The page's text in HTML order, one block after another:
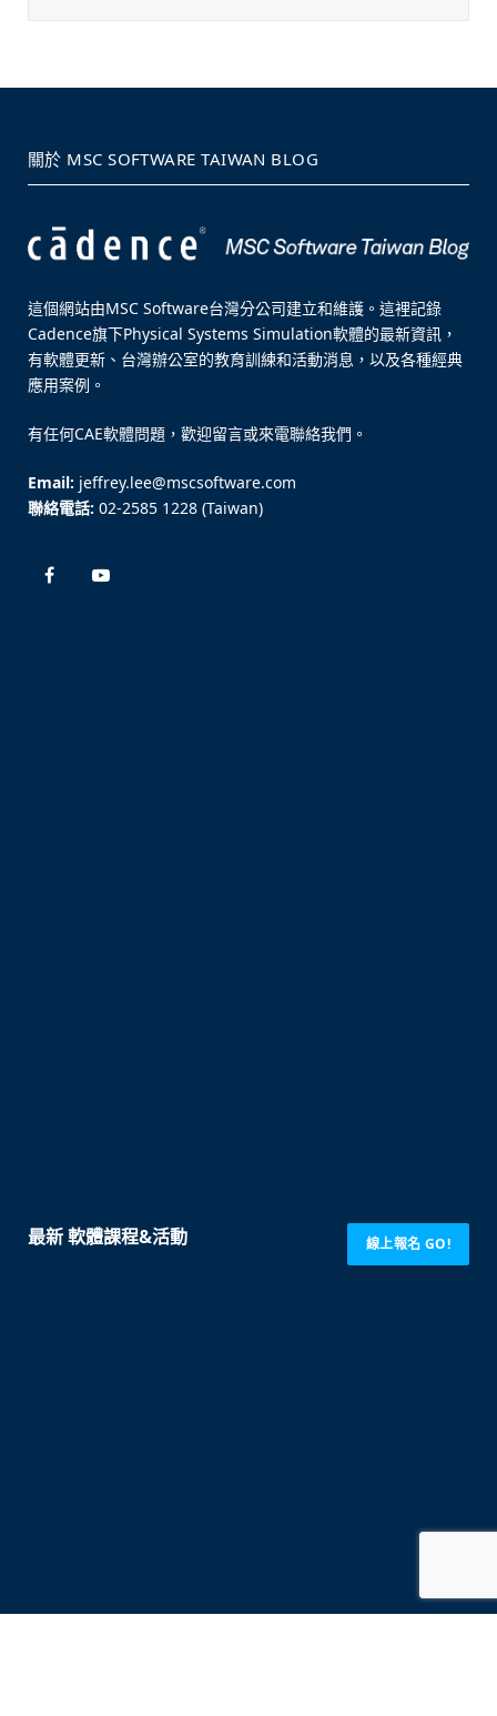
關於 MSC SOFTWARE TAIWAN BLOG
這個網站由MSC Software台灣分公司建立和維護。這裡記錄
Cadence旗下Physical Systems Simulation軟體的最新資訊，
有軟體更新、台灣辦公室的教育訓練和活動消息，以及各種經典
應用案例。
有任何CAE軟體問題，歡迎留言或來電聯絡我們。
Email: jeffrey.lee@mscsoftware.com
聯絡電話: 02-2585 1228 (Taiwan)
FacebookYouTube
最新 軟體課程&活動 線上報名 GO!